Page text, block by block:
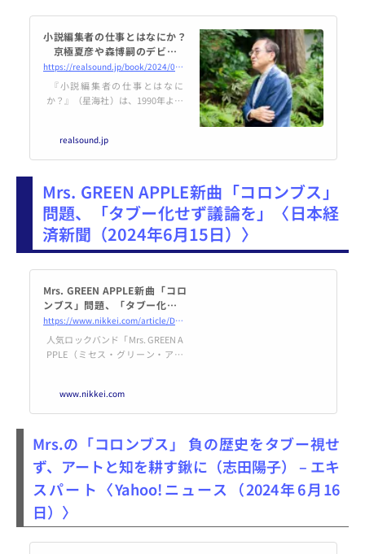
小説編集者の仕事とはなにか？
京極夏彦や森博嗣のデビュー
を世に問うた編集者・唐木厚イ
ンタビュー
https://realsound.jp/book/2024/06/post-1689504.html
『小説編集者の仕事とはなに
か？』（星海社）は、1990年より
フィスト賞の立ち上げに携わった
唐木厚が、自らの経験や編集術を
る。主にかかわってきたミステリ
小説について、編集という仕事に
ついて、彼はどのように考えてき
た…
realsound.jp
Mrs. GREEN APPLE新曲「コロンブス」
問題、「タブー化せず議論を」〈日本経
済新聞（2024年6月15日）〉
Mrs. GREEN APPLE新曲「コロ
ンブス」問題、「タブー化せず
議論を」 - 日本経済新聞
https://www.nikkei.com/article/DGXZQOUD141Y50U4A610C2000000/
人気ロックバンド「Mrs. GREEN A
PPLE（ミセス・グリーン・アッ
「歴史や文化的な背景への理解に
欠ける表現」があったとして、レ
ジックがビデオの公開を停止し
た。専門家からは映像内容への批
判とともに、歴史や社会問題に関
わる表現を作品にどう取り込めば
よいのかについて、冷静かつ生産
的な議論を求める声が上がる。
www.nikkei.com
Mrs.の「コロンブス」 負の歴史をタブー視せ
ず、アートと知を耕す鍬に（志田陽子） – エキ
スパート〈Yahoo!ニュース（2024年6月16
日）〉